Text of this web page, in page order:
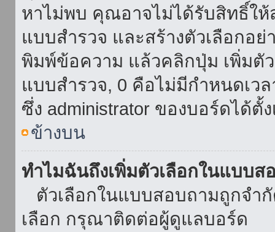
หาไม่พบ คุณอาจไม่ได้รับสิทธิ์ใ
แบบสำรวจ และสร้างตัวเลือกอย่
พิมพ์ข้อความ แล้วคลิกปุ่ม เพิ่มตั
แบบสำรวจ, 0 คือไม่มีกำหนดเว
ซึ่ง administrator ของบอร์ดได้ตั้ง
ข้างบน
ทำไมฉันถึงเพิ่มตัวเลือกในแบบส
ตัวเลือกในแบบสอบถามถูกจำ
เลือก กรุณาติดต่อผู้ดูแลบอร์ด